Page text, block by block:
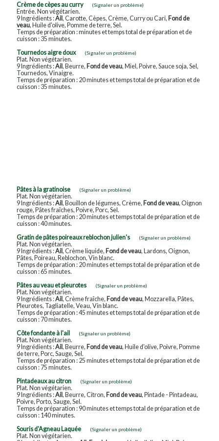
Crème de cèpes au curry
(Signaler un problème)
Entrée. Non végétarien.
9 Ingrédients :Ail , Carotte, Cèpes, Crème, Curry ou Cari, Fond de
veau, Huile d'olive, Pomme de terre, Sel.
Temps de préparation : minutes et temps total de préparation et de
cuisson : 35 minutes.
Tournedos aigre doux
(Signaler un problème)
Plat. Non végétarien.
9 Ingrédients :Ail , Beurre, Fond de veau, Miel, Poivre, Sauce soja, Sel,
Tournedos, Vinaigre.
Temps de préparation : 20 minutes et temps total de préparation et de
cuisson : 35 minutes.
Pâtes à la gratinoise (Signaler un problème)
Plat. Non végétarien.
9 Ingrédients :Ail , Bouillon de légumes, Crème, Fond de veau, Oignon
rouge, Pâtes fraîches, Poivre, Porc, Sel.
Temps de préparation : 20 minutes et temps total de préparation et de
cuisson : 40 minutes.
Gratin de pâtes poireaux reblochon julien's
(Signaler un problème)
Plat. Non végétarien.
9 Ingrédients :Ail , Crème liquide, Fond de veau, Lardons, Oignon,
Pâtes, Poireau, Reblochon, Vin blanc.
Temps de préparation : 20 minutes et temps total de préparation et de
cuisson : 65 minutes.
Pâtes au veau et pleurotes
(Signaler un problème)
Plat. Non végétarien.
9 Ingrédients :Ail , Crème fraîche, Fond de veau, Mozzarella, Pâtes,
Pleurotes, Tagliatelle, Veau, Vin blanc.
Temps de préparation : 45 minutes et temps total de préparation et de
cuisson : 70 minutes.
Côte fondante à l'ail
(Signaler un problème)
Plat. Non végétarien.
9 Ingrédients :Ail , Beurre, Fond de veau, Huile d'olive, Poivre, Pomme
de terre, Porc, Sauge, Sel.
Temps de préparation : 25 minutes et temps total de préparation et de
cuisson : 75 minutes.
Pintadeaux au citron
(Signaler un problème)
Plat. Non végétarien.
9 Ingrédients :Ail , Beurre, Citron, Fond de veau, Pintade - Pintadeau,
Poivre, Porto, Sauge, Sel.
Temps de préparation : 90 minutes et temps total de préparation et de
cuisson : 140 minutes.
Souris d'Agneau Laquée
(Signaler un problème)
Plat. Non végétarien.